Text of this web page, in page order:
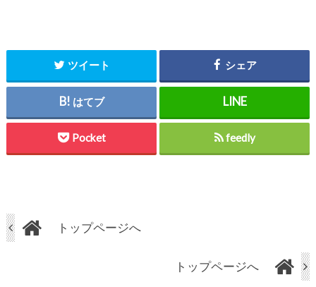
ツイート シェア
はてブ
Pocket feedly
トップページへ
トップページへ